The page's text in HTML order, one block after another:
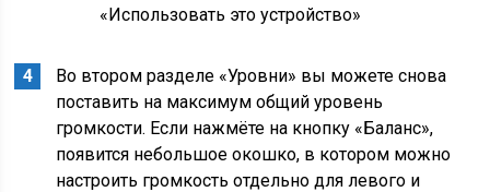
«Использовать это устройство»
Во втором разделе «Уровни» вы можете снова
поставить на максимум общий уровень
громкости. Если нажмёте на кнопку «Баланс»,
появится небольшое окошко, в котором можно
настроить громкость отдельно для левого и